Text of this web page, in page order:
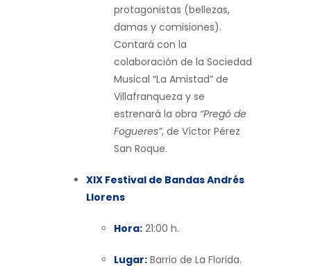
protagonistas (bellezas,
damas y comisiones).
Contará con la
colaboración de la Sociedad
Musical “La Amistad” de
Villafranqueza y se
estrenará la obra “Pregó de
Fogueres”, de Víctor Pérez
San Roque.
XIX Festival de Bandas Andrés
Llorens
Hora: 21:00 h.
Lugar: Barrio de La Florida.